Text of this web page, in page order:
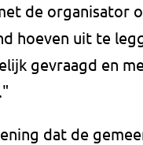
de organisator
hoeven uit te
gevraagd en
dat de